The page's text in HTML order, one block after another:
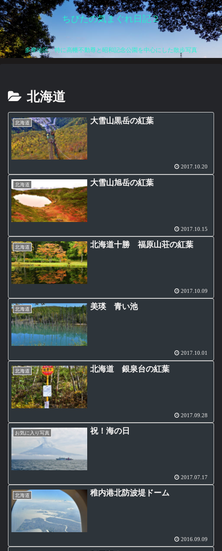
ちびたの気まぐれ日記２
多摩地区、特に高幡不動尊と昭和記念公園を中心にした散歩写真
北海道
北海道 大雪山黒岳の紅葉
2017.10.20
北海道 大雪山旭岳の紅葉
2017.10.15
北海道 北海道十勝 福原山荘の紅葉
2017.10.09
北海道 美瑛 青い池
2017.10.01
北海道 北海道 銀泉台の紅葉
2017.09.28
お気に入り写真 祝！海の日
2017.07.17
北海道 稚内港北防波堤ドーム
2016.09.09